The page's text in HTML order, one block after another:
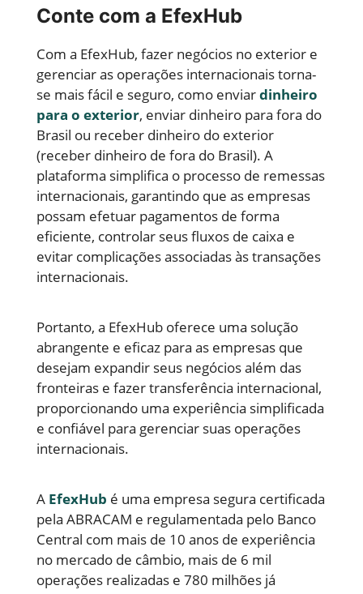
Conte com a EfexHub
Com a EfexHub, fazer negócios no exterior e
gerenciar as operações internacionais torna-
se mais fácil e seguro, como enviardinheiro
para o exterior, enviar dinheiro para fora do
Brasil ou receber dinheiro do exterior
(receber dinheiro de fora do Brasil). A
plataforma simplifica o processo de remessas
internacionais, garantindo que as empresas
possam efetuar pagamentos de forma
eficiente, controlar seus fluxos de caixa e
evitar complicações associadas às transações
internacionais.
Portanto, a EfexHub oferece uma solução
abrangente e eficaz para as empresas que
desejam expandir seus negócios além das
fronteiras e fazer transferência internacional,
proporcionando uma experiência simplificada
e confiável para gerenciar suas operações
internacionais.
A EfexHub é uma empresa segura certificada
pela ABRACAM e regulamentada pelo Banco
Central com mais de 10 anos de experiência
no mercado de câmbio, mais de 6 mil
operações realizadas e 780 milhões já